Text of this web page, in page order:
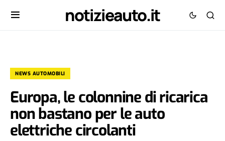
notizieauto.it
NEWS AUTOMOBILI
Europa, le colonnine di ricarica
non bastano per le auto
elettriche circolanti